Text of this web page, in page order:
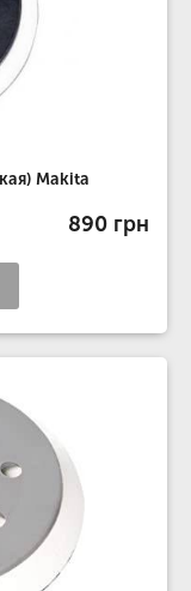
Makita
890 грн